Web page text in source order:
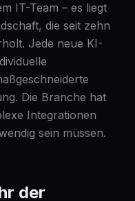
IT-Team – es liegt
die seit zehn
Jede neue KI-
Die Branche hat
Integrationen
sein müssen.
der